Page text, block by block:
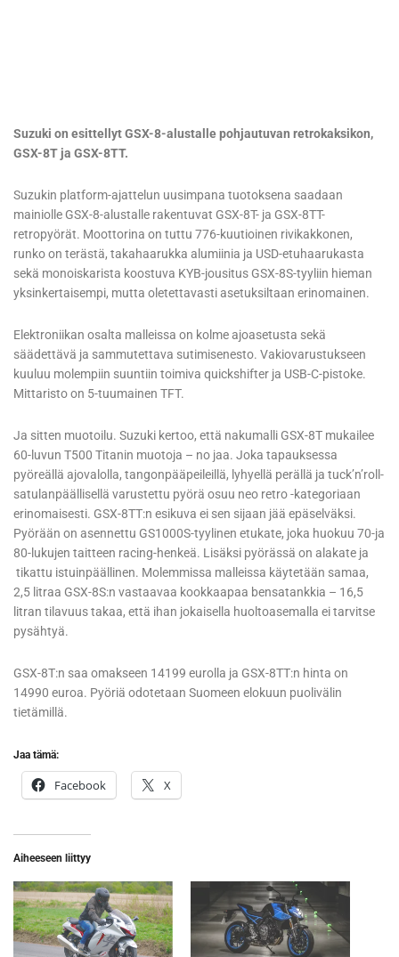
Suzuki on esittellyt GSX-8-alustalle pohjautuvan retrokaksikon,
GSX-8T ja GSX-8TT.
Suzukin platform-ajattelun uusimpana tuotoksena saadaan
mainiolle GSX-8-alustalle rakentuvat GSX-8T- ja GSX-8TT-
retropyörät. Moottorina on tuttu 776-kuutioinen rivikakkonen,
runko on terästä, takahaarukka alumiinia ja USD-etuhaarukasta
sekä monoiskarista koostuva KYB-jousitus GSX-8S-tyyliin hieman
yksinkertaisempi, mutta oletettavasti asetuksiltaan erinomainen.
Elektroniikan osalta malleissa on kolme ajoasetusta sekä
säädettävä ja sammutettava sutimisenesto. Vakiovarustukseen
kuuluu molempiin suuntiin toimiva quickshifter ja USB-C-pistoke.
Mittaristo on 5-tuumainen TFT.
Ja sitten muotoilu. Suzuki kertoo, että nakumalli GSX-8T mukailee
60-luvun T500 Titanin muotoja – no jaa. Joka tapauksessa
pyöreällä ajovalolla, tangonpääpeileillä, lyhyellä perällä ja tuck’n’roll-
satulanpäällisellä varustettu pyörä osuu neo retro -kategoriaan
erinomaisesti. GSX-8TT:n esikuva ei sen sijaan jää epäselväksi.
Pyörään on asennettu GS1000S-tyylinen etukate, joka huokuu 70-ja
80-lukujen taitteen racing-henkeä. Lisäksi pyörässä on alakate ja
tikattu istuinpäällinen. Molemmissa malleissa käytetään samaa,
2,5 litraa GSX-8S:n vastaavaa kookkaapaa bensatankkia – 16,5
litran tilavuus takaa, että ihan jokaisella huoltoasemalla ei tarvitse
pysähtyä.
GSX-8T:n saa omakseen 14199 eurolla ja GSX-8TT:n hinta on
14990 euroa. Pyöriä odotetaan Suomeen elokuun puolivälin
tietämillä.
Jaa tämä:
Facebook X
Aiheeseen liittyy